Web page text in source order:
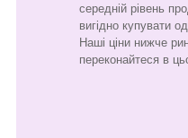
середній рівень
вигідно купувати
Наші ціни нижче
переконайтеся в